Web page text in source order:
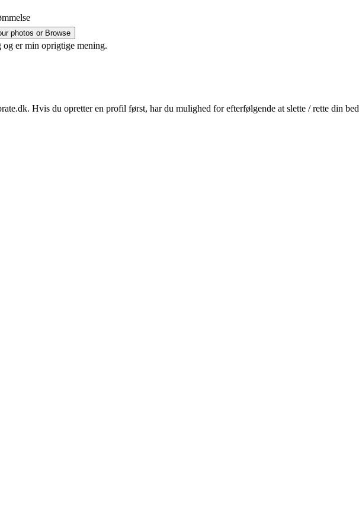
photos or Browse
og er min oprigtige mening.
Hvis du opretter en profil først, har du mulighed for efterfølgende at slette / rette din